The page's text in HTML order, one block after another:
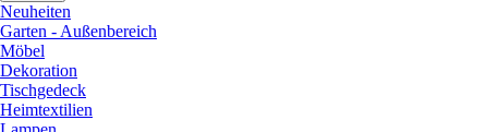
Neuheiten
Garten - Außenbereich
Möbel
Dekoration
Tischgedeck
Heimtextilien